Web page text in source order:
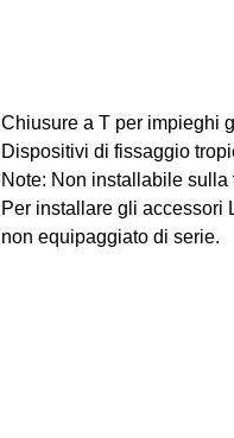
Chiusure a T per impieghi
Dispositivi di fissaggio
Note: Non installabile
Per installare gli accessori
non equipaggiato di serie.